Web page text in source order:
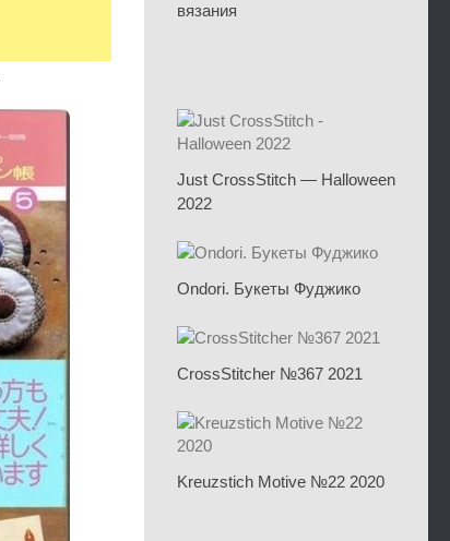
вязания
Just CrossStitch — Halloween
2022
Ondori. Букеты Фуджико
CrossStitcher №367 2021
Kreuzstich Motive №22 2020